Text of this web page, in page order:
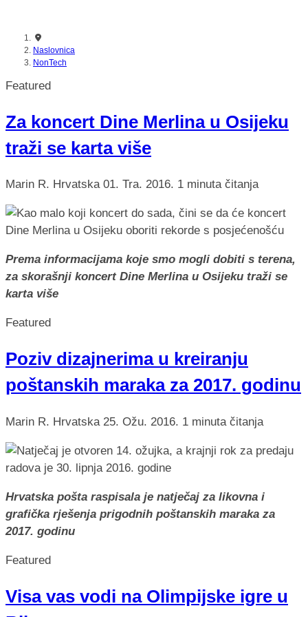
Naslovnica
NonTech
Featured
Za koncert Dine Merlina u Osijeku
traži se karta više
Marin R. Hrvatska 01. Tra. 2016. 1 minuta čitanja
Prema informacijama koje smo mogli dobiti s terena,
za skorašnji koncert Dine Merlina u Osijeku traži se
karta više
Featured
Poziv dizajnerima u kreiranju
poštanskih maraka za 2017. godinu
Marin R. Hrvatska 25. Ožu. 2016. 1 minuta čitanja
Hrvatska pošta raspisala je natječaj za likovna i
grafička rješenja prigodnih poštanskih maraka za
2017. godinu
Featured
Visa vas vodi na Olimpijske igre u